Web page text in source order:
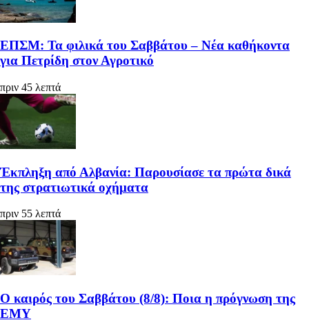
ΕΠΣΜ: Τα φιλικά του Σαββάτου – Νέα καθήκοντα
για Πετρίδη στον Αγροτικό
πριν 45 λεπτά
Έκπληξη από Αλβανία: Παρουσίασε τα πρώτα δικά
της στρατιωτικά οχήματα
πριν 55 λεπτά
Ο καιρός του Σαββάτου (8/8): Ποια η πρόγνωση της
ΕΜΥ